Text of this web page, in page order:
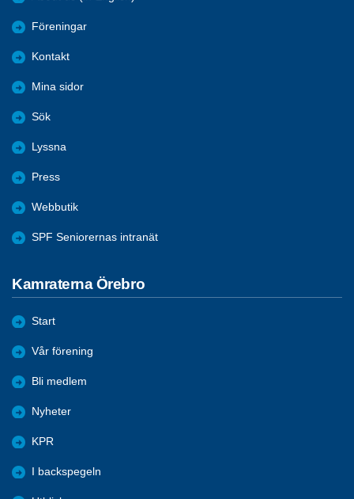
Föreningar
Kontakt
Mina sidor
Sök
Lyssna
Press
Webbutik
SPF Seniorernas intranät
Kamraterna Örebro
Start
Vår förening
Bli medlem
Nyheter
KPR
I backspegeln